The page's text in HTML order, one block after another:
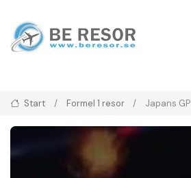
Start Formel 1 resor Japans GP